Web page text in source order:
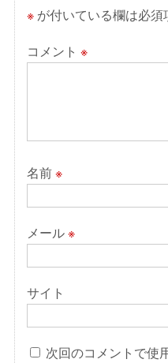
ン
※が付いている欄は必須
コメント ※
名前※
メール※
サイト
次回のコメントで使